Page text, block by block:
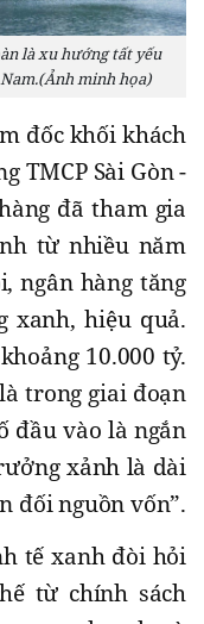
là xu hướng tất yếu
minh họa)
đốc khối khách
TMCP Sài Gòn -
đã tham gia
từ nhiều năm
ngân hàng tăng
xanh, hiệu quả.
10.000 tỷ.
trong giai đoạn
đầu vào là ngắn
xảnh là dài
đối nguồn vốn”.
tế xanh đòi hỏi
từ chính sách